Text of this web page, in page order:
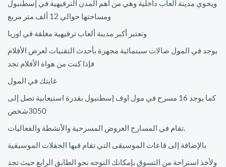
ويحوي مدينة ألعاب داخلية وهي من أهم المدن الترفيهية في إسطنبول
ومساحتها حوالي 12 ألف متر مربع
وتعتبر أكبر مدينة ألعاب ترفيهية مغلقة في اوريا
يوجد في المول صالات سينمائية مجهزة بأحدث التقنيات لعرض الأفلام
فإذا كنت من هواة الأفلام تجد
غايتك في المول
كما يوجد 16 مسرح في مول اوف إسطنبول بقدرة استيعابية تصل إلى
3050شخص
تقام في المسارح العروض المسرحية والأنشطة والفعاليات.
بالإضافة إلى قاعات الموسيقى التي تقام فيها الحفلات الموسيقية
ولأخذ استراحة من التسوق بإمكانك التوجه نحو الطابق الرابع حيث تجد